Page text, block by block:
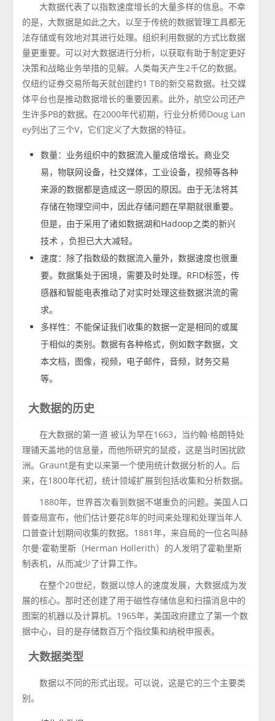
大数据代表了以指数速度增长的大量多样的信息。不幸
的是，大数据是如此之大，以至于传统的数据管理工具都无
法存储或有效地对其进行处理。组织利用数据的方式比数据
量更重要。可以对大数据进行分析，以获取有助于制定更好
决策和战略业务举措的见解。人类每天产生2千亿的数据。
仅纽约证券交易所每天就创建约1 TB的新交易数据。社交媒
体平台也是推动数据增长的重要因素。此外，航空公司还产
生许多PB的数据。在2000年代初期，行业分析师Doug Lan
ey列出了三个V，它们定义了大数据的特征。
数量：业务组织中的数据流入量成倍增长。商业交
易，物联网设备，社交媒体，工业设备，视频等各种
来源的数据都是造成这一原因的原因。由于无法将其
存储在物理空间中，因此存储问题在早期就很重要。
但是，由于采用了诸如数据湖和Hadoop之类的新兴
技术 ，负担已大大减轻。
速度：除了指数级的数据流入量外，数据速度也很重
要。数据集处于困境，需要及时处理。RFID标签，传
感器和智能电表推动了对实时处理这些数据洪流的需
求。
多样性：不能保证我们收集的数据一定是相同的或属
于相似的类别。数据有各种格式，例如数字数据，文
本文档，图像，视频，电子邮件，音频，财务交易
等。
大数据的历史
在大数据的第一道 被认为早在1663，当约翰·格朗特处
理铺天盖地的信息量，而他所研究的鼠疫，这是当时困扰欧
洲。Graunt是有史以来第一个使用统计数据分析的人。后
来，在1800年代初，统计领域扩展到包括收集和分析数据。
1880年，世界首次看到数据不堪重负的问题。美国人口
普查局宣布，他们估计要花8年的时间来处理和处理当年人
口普查计划期间收集的数据。1881年，来自局的一位名叫赫
尔曼·霍勒里斯（Herman Hollerith）的人发明了霍勒里斯
制表机，从而减少了计算工作。
在整个20世纪，数据以惊人的速度发展，大数据成为发
展的核心。那时还创建了用于磁性存储信息和扫描消息中的
图案的机器以及计算机。1965年，美国政府建立了第一个数
据中心，目的是存储数百万个指纹集和纳税申报表。
大数据类型
数据以不同的形式出现。可以说，这是它的三个主要类
别。